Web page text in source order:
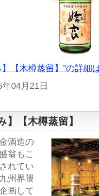
【木樽蒸留】”の詳細
04月21日
【木樽蒸留】
酒造の
翁もこ
れてい
州界隈
画して